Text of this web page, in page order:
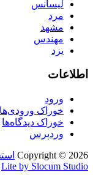
لیسانس
مرد
مشهد
مهندس
یزد
اطلاعات
ورود
خوراک ورودی‌ها
خوراک دیدگاه‌ها
وردپرس
Copyright © 2026
Lite by Slocum Studio